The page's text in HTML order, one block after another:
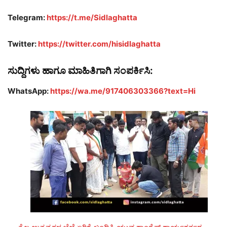
Telegram: https://t.me/Sidlaghatta
Twitter: https://twitter.com/hisidlaghatta
ಸುದ್ದಿಗಳು ಹಾಗೂ ಮಾಹಿತಿಗಾಗಿ ಸಂಪರ್ಕಿಸಿ:
WhatsApp: https://wa.me/917406303366?text=Hi